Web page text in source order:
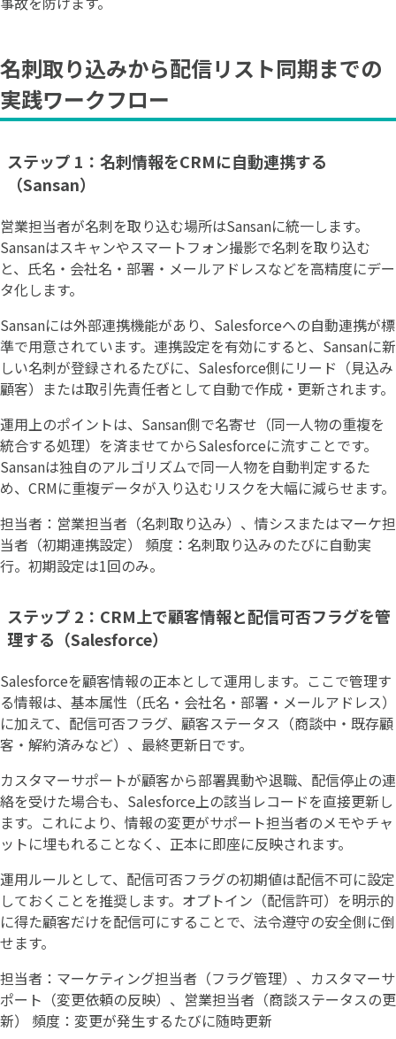
名刺取り込みから配信リスト同期までの
実践ワークフロー
ステップ 1：名刺情報をCRMに自動連携する
（Sansan）
営業担当者が名刺を取り込む場所はSansanに統一します。
Sansanはスキャンやスマートフォン撮影で名刺を取り込む
と、氏名・会社名・部署・メールアドレスなどを高精度にデー
タ化します。
Sansanには外部連携機能があり、Salesforceへの自動連携が標
準で用意されています。連携設定を有効にすると、Sansanに新
しい名刺が登録されるたびに、Salesforce側にリード（見込み
顧客）または取引先責任者として自動で作成・更新されます。
運用上のポイントは、Sansan側で名寄せ（同一人物の重複を
統合する処理）を済ませてからSalesforceに流すことです。
Sansanは独自のアルゴリズムで同一人物を自動判定するた
め、CRMに重複データが入り込むリスクを大幅に減らせます。
担当者：営業担当者（名刺取り込み）、情シスまたはマーケ担
当者（初期連携設定） 頻度：名刺取り込みのたびに自動実
行。初期設定は1回のみ。
ステップ 2：CRM上で顧客情報と配信可否フラグを管
理する（Salesforce）
Salesforceを顧客情報の正本として運用します。ここで管理す
る情報は、基本属性（氏名・会社名・部署・メールアドレス）
に加えて、配信可否フラグ、顧客ステータス（商談中・既存顧
客・解約済みなど）、最終更新日です。
カスタマーサポートが顧客から部署異動や退職、配信停止の連
絡を受けた場合も、Salesforce上の該当レコードを直接更新し
ます。これにより、情報の変更がサポート担当者のメモやチャ
ットに埋もれることなく、正本に即座に反映されます。
運用ルールとして、配信可否フラグの初期値は配信不可に設定
しておくことを推奨します。オプトイン（配信許可）を明示的
に得た顧客だけを配信可にすることで、法令遵守の安全側に倒
せます。
担当者：マーケティング担当者（フラグ管理）、カスタマーサ
ポート（変更依頼の反映）、営業担当者（商談ステータスの更
新） 頻度：変更が発生するたびに随時更新